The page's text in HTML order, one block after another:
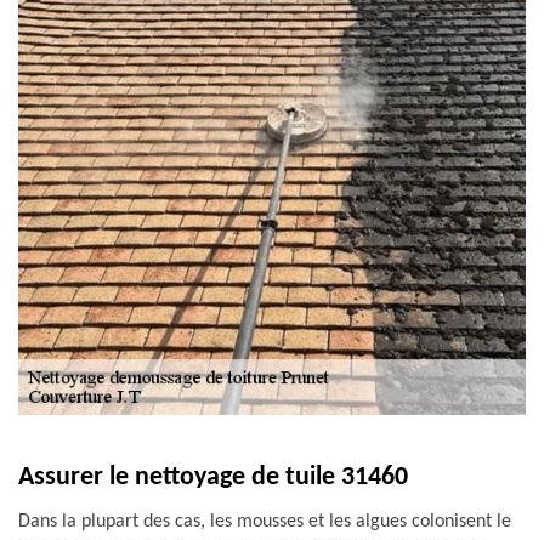
Assurer le nettoyage de tuile 31460
Dans la plupart des cas, les mousses et les algues colonisent le